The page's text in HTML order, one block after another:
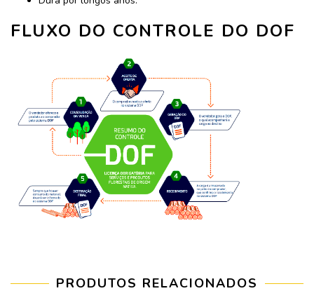
FLUXO DO CONTROLE DO DOF
PRODUTOS RELACIONADOS